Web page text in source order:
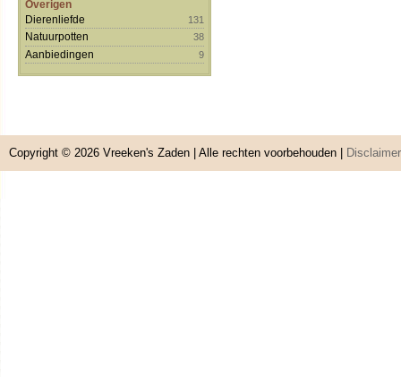
Overigen
Dierenliefde
131
Natuurpotten 38
Aanbiedingen 9
Copyright © 2026 Vreeken's Zaden | Alle rechten voorbehouden | Disclaimer